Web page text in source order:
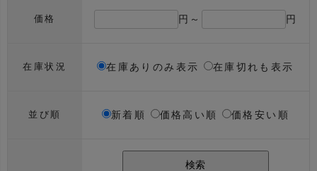
価格 円～ 円
在庫状況 在庫ありのみ表示 在庫切れも表示
並び順 新着順 価格高い順 価格安い順
検索